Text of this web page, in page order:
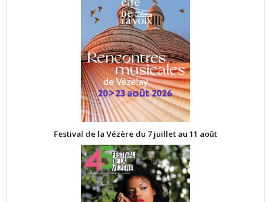
Festival de la Vézère du 7 juillet au 11 août